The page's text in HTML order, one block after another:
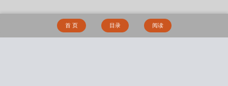
摆烂太狠，我被宗门当反面教材了 大宅妙医 暧昧过线 雍容端庄的红发御姐
首 页 目录 阅读